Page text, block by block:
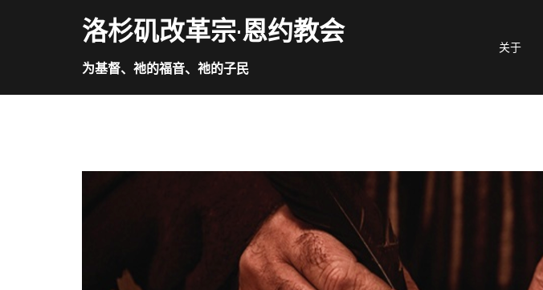
洛杉矶改革宗·恩约教会
为基督、祂的福音、祂的子民
关于